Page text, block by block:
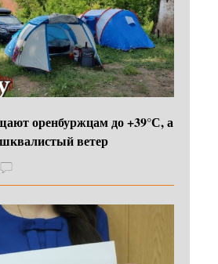
оренбуржцам до +39°С, а
ветер